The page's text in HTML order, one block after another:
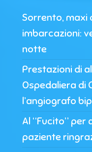
Sorrento, maxi
imbarcazioni:
notte
Prestazioni di
Ospedaliera di
l’angiografo
Al “Fucito” per
paziente